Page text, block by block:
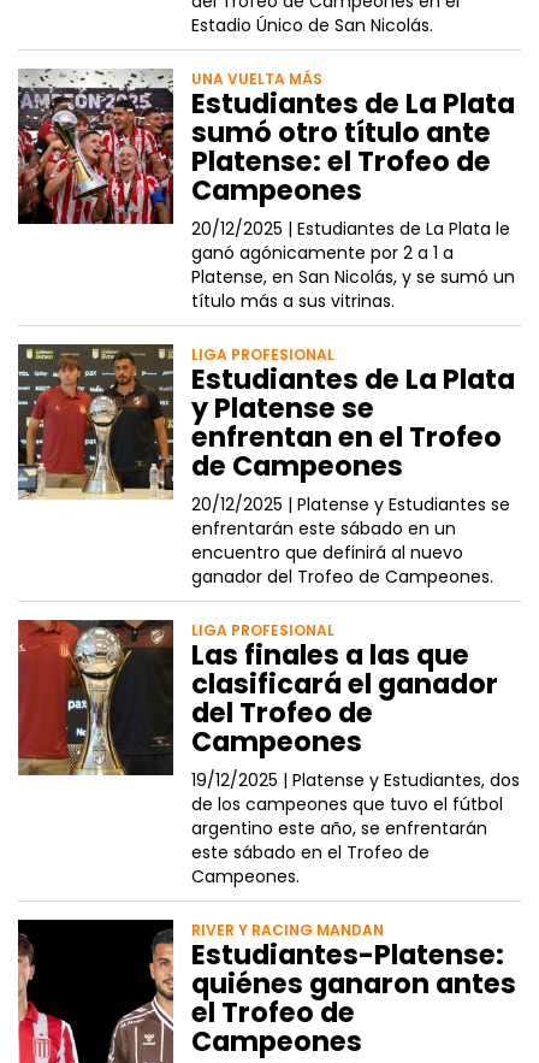
Estadio Único de San Nicolás.
UNA VUELTA MÁS
Estudiantes de La Plata
sumó otro título ante
Platense: el Trofeo de
Campeones
20/12/2025 |Estudiantes de La Plata le
ganó agónicamente por 2 a 1 a
Platense, en San Nicolás, y se sumó un
título más a sus vitrinas.
LIGA PROFESIONAL
Estudiantes de La Plata
y Platense se
enfrentan en el Trofeo
de Campeones
20/12/2025 |Platense y Estudiantes se
enfrentarán este sábado en un
encuentro que definirá al nuevo
ganador del Trofeo de Campeones.
LIGA PROFESIONAL
Las finales a las que
clasificará el ganador
del Trofeo de
Campeones
19/12/2025 |Platense y Estudiantes, dos
de los campeones que tuvo el fútbol
argentino este año, se enfrentarán
este sábado en el Trofeo de
Campeones.
RIVER Y RACING MANDAN
Estudiantes-Platense:
quiénes ganaron antes
el Trofeo de
Campeones